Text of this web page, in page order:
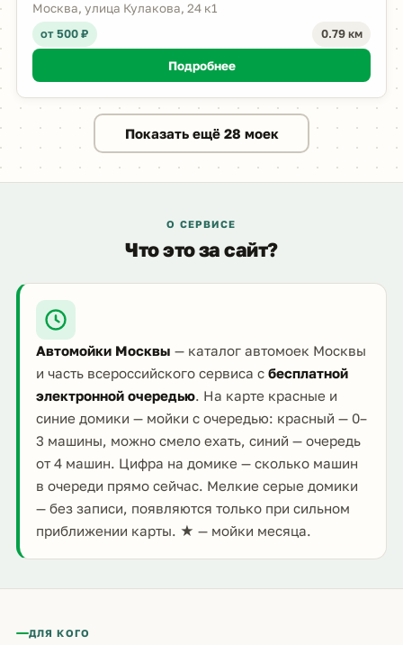
Москва, улица Кулакова, 24 к1
от 500 ₽
0.79 км
Подробнее
Показать ещё 28 моек
О СЕРВИСЕ
Что это за сайт?
Автомойки Москвы — каталог автомоек Москвы
и часть всероссийского сервиса сбесплатной
электронной очередью. На карте красные и
синие домики — мойки с очередью: красный — 0–
3 машины, можно смело ехать, синий — очередь
от 4 машин. Цифра на домике — сколько машин
в очереди прямо сейчас. Мелкие серые домики
— без записи, появляются только при сильном
приближении карты. ★ — мойки месяца.
ДЛЯ КОГО